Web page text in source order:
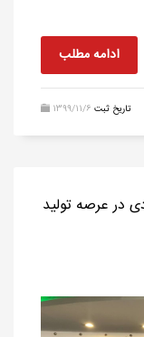
ادامه مطلب
1399/11/6 تاریخ ثبت
در عرصه تولید